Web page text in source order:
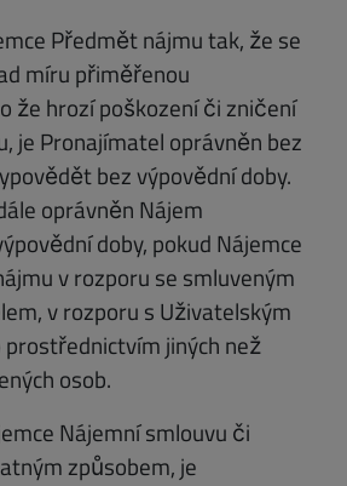
Předmět nájmu tak, že se
míru přiměřenou
že hrozí poškození či zničení
je Pronajímatel oprávněn bez
bez výpovědní doby.
oprávněn Nájem
doby, pokud Nájemce
v rozporu se smluveným
v rozporu s Uživatelským
jiných než
osob.
Nájemní smlouvu či
způsobem, je